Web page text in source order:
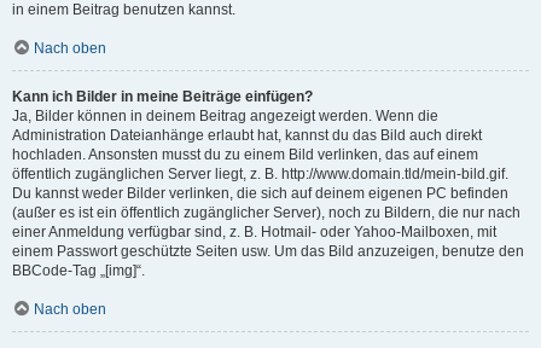
in einem Beitrag benutzen kannst.
Nach oben
Kann ich Bilder in meine Beiträge einfügen?
Ja, Bilder können in deinem Beitrag angezeigt werden. Wenn die
Administration Dateianhänge erlaubt hat, kannst du das Bild auch direkt
hochladen. Ansonsten musst du zu einem Bild verlinken, das auf einem
öffentlich zugänglichen Server liegt, z. B. http://www.domain.tld/mein-bild.gif.
Du kannst weder Bilder verlinken, die sich auf deinem eigenen PC befinden
(außer es ist ein öffentlich zugänglicher Server), noch zu Bildern, die nur nach
einer Anmeldung verfügbar sind, z. B. Hotmail- oder Yahoo-Mailboxen, mit
einem Passwort geschützte Seiten usw. Um das Bild anzuzeigen, benutze den
BBCode-Tag „[img]“.
Nach oben